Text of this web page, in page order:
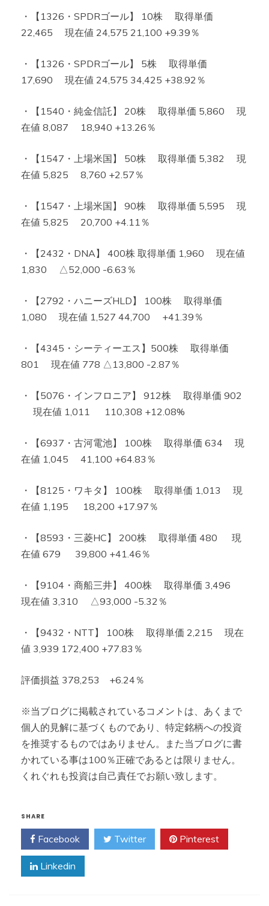
・【1326・SPDRゴール】 10株 取得単価
22,465 現在値 24,575 21,100 +9.39％
・【1326・SPDRゴール】 5株 取得単価
17,690 現在値 24,575 34,425 +38.92％
・【1540・純金信託】 20株 取得単価 5,860 現
在値 8,087 18,940 +13.26％
・【1547・上場米国】 50株 取得単価 5,382 現
在値 5,825 8,760 +2.57％
・【1547・上場米国】 90株 取得単価 5,595 現
在値 5,825 20,700 +4.11％
・【2432・DNA】 400株 取得単価 1,960 現在値
1,830 △52,000 -6.63％
・【2792・ハニーズHLD】 100株 取得単価
1,080 現在値 1,527 44,700 +41.39％
・【4345・シーティーエス】500株 取得単価
801 現在値 778 △13,800 -2.87％
・【5076・インフロニア】 912株 取得単価 902
現在値 1,011 110,308 +12.08%
・【6937・古河電池】 100株 取得単価 634 現
在値 1,045 41,100 +64.83％
・【8125・ワキタ】 100株 取得単価 1,013 現
在値 1,195 18,200 +17.97％
・【8593・三菱HC】 200株 取得単価 480 現
在値 679 39,800 +41.46％
・【9104・商船三井】 400株 取得単価 3,496
現在値 3,310 △93,000 -5.32％
・【9432・NTT】 100株 取得単価 2,215 現在
値 3,939 172,400 +77.83％
評価損益 378,253 +6.24％
※当ブログに掲載されているコメントは、あくまで
個人的見解に基づくものであり、特定銘柄への投資
を推奨するものではありません。また当ブログに書
かれている事は100％正確であるとは限りません。
くれぐれも投資は自己責任でお願い致します。
SHARE
Facebook Twitter Pinterest
Linkedin